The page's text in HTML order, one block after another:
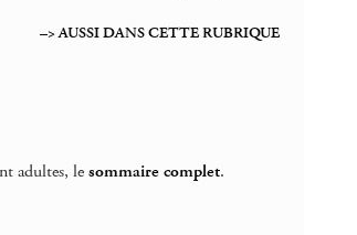
–> AUSSI DANS CETTE RUBRIQUE
adultes, lesommaire complet.